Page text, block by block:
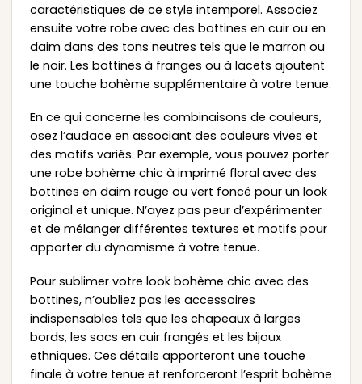
caractéristiques de ce style intemporel. Associez
ensuite votre robe avec des bottines en cuir ou en
daim dans des tons neutres tels que le marron ou
le noir. Les bottines à franges ou à lacets ajoutent
une touche bohème supplémentaire à votre tenue.
En ce qui concerne les combinaisons de couleurs,
osez l’audace en associant des couleurs vives et
des motifs variés. Par exemple, vous pouvez porter
une robe bohème chic à imprimé floral avec des
bottines en daim rouge ou vert foncé pour un look
original et unique. N’ayez pas peur d’expérimenter
et de mélanger différentes textures et motifs pour
apporter du dynamisme à votre tenue.
Pour sublimer votre look bohème chic avec des
bottines, n’oubliez pas les accessoires
indispensables tels que les chapeaux à larges
bords, les sacs en cuir frangés et les bijoux
ethniques. Ces détails apporteront une touche
finale à votre tenue et renforceront l’esprit bohème